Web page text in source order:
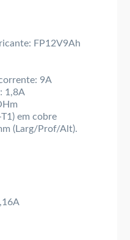
FP12V9Ah
9A
1,8A
em cobre
(Larg/Prof/Alt).